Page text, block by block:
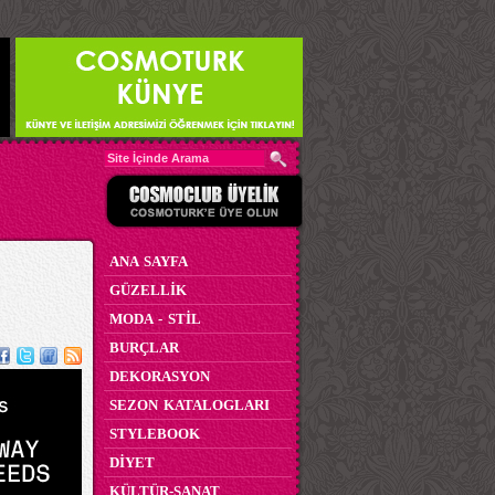
ANA SAYFA
GÜZELLİK
MODA - STİL
BURÇLAR
DEKORASYON
SEZON KATALOGLARI
STYLEBOOK
DİYET
KÜLTÜR-SANAT